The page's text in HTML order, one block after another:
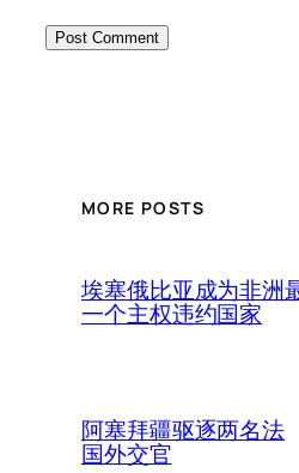
MORE POSTS
埃塞俄比亚成为非洲
一个主权违约国家
阿塞拜疆驱逐两名法
国外交官